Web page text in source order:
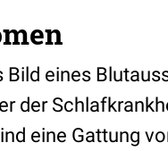
eines
der
eine Gattung